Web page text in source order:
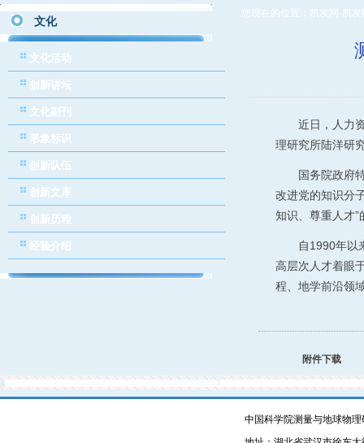
文化
文化活动
创新讲坛
文化副刊
形象标识
创新队伍
创新文库
创新历程
经验介绍
您现在的位置： 凯发网-凯
近日，人力
理研究所陆洋研
国务院政府
改进党的知识分
知识、尊重人才
自1990年以
高层次人才着眼
程、地学前沿领
附件下载
中国科学院测量与地球物